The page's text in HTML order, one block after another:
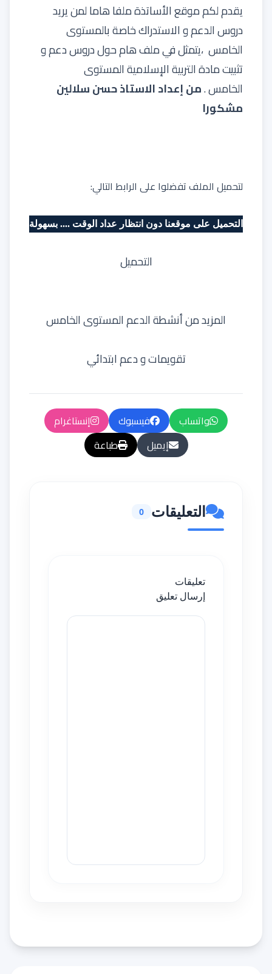
يقدم لكمموقع الأساتذةملفا هاما لمن يريد
دروس الدعم و الاستدراك خاصةبالمستوى
الخامس ،يتمثل في ملف هام حول دروس دعم و
تثبيت مادة التربية الإسلامية المستوى
الخامس .من إعداد الاستاذ حسن سلالين
مشكورا
لتحميل الملف تفضلوا على الرابط التالي:
التحميل على موقعنا دون انتظار عداد الوقت .... بسهولة
التحميل
المزيد منأنشطة الدعم المستوى الخامس
تقويمات و دعم ابتدائي
واتساب فيسبوك
إنستاغرام
إيميل
طباعة
التعليقات 0
تعليقات
إرسال تعليق